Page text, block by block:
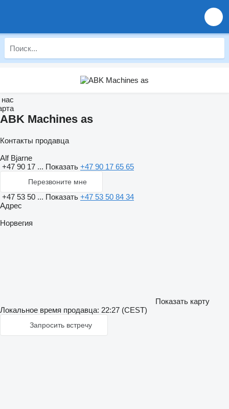
ABK Machines as
Контакты продавца
Alf Bjarne
+47 90 17 ... Показать +47 90 17 65 65
Перезвоните мне
+47 53 50 ... Показать +47 53 50 84 34
Адрес
Норвегия
Показать карту
Локальное время продавца: 22:27 (CEST)
Запросить встречу